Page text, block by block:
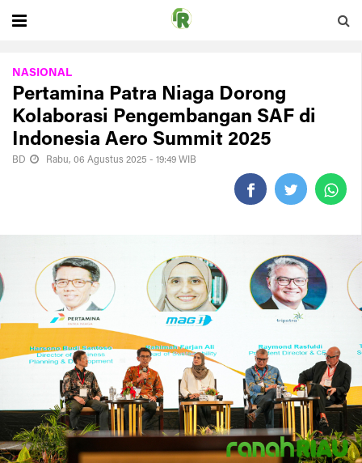
NASIONAL
Pertamina Patra Niaga Dorong
Kolaborasi Pengembangan SAF di
Indonesia Aero Summit 2025
BD Rabu, 06 Agustus 2025 - 19:49 WIB